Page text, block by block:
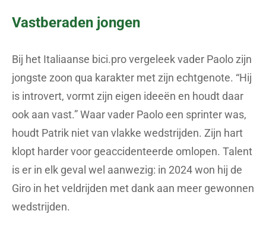
Vastberaden jongen
Bij het Italiaanse bici.pro vergeleek vader Paolo zijn
jongste zoon qua karakter met zijn echtgenote. “Hij
is introvert, vormt zijn eigen ideeën en houdt daar
ook aan vast.” Waar vader Paolo een sprinter was,
houdt Patrik niet van vlakke wedstrijden. Zijn hart
klopt harder voor geaccidenteerde omlopen. Talent
is er in elk geval wel aanwezig: in 2024 won hij de
Giro in het veldrijden met dank aan meer gewonnen
wedstrijden.